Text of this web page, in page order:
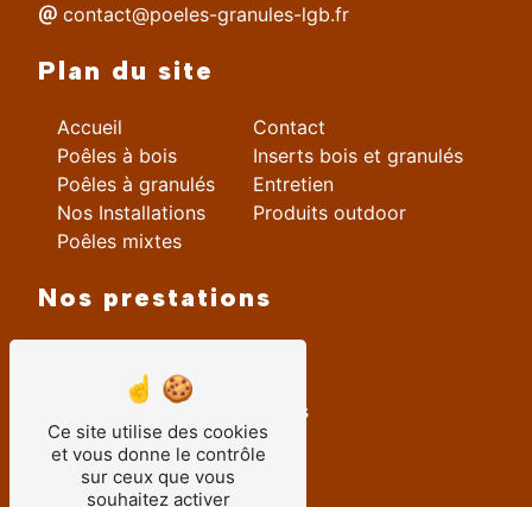
contact@poeles-granules-lgb.fr
Plan du site
Accueil
Poêles à bois
Poêles à granulés
Nos Installations
Contact
Inserts bois et granulés
Entretien
Produits outdoor
Poêles mixtes
Nos prestations
installation insert
installation poele à granulés
entretien poele à granulés
Installation poêle à bois
vente insert
Ce site utilise des cookies
et vous donne le contrôle
sur ceux que vous
souhaitez activer